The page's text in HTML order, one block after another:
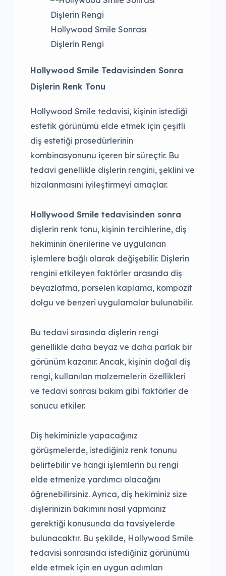
Hollywood Smile Sonrası
Dişlerin Rengi
Hollywood Smile Tedavisinden Sonra
Dişlerin Renk Tonu
Hollywood Smile tedavisi, kişinin istediği
estetik görünümü elde etmek için çeşitli
diş estetiği prosedürlerinin
kombinasyonunu içeren bir süreçtir. Bu
tedavi genellikle dişlerin rengini, şeklini ve
hizalanmasını iyileştirmeyi amaçlar.
Hollywood Smile tedavisinden sonra
dişlerin renk tonu, kişinin tercihlerine, diş
hekiminin önerilerine ve uygulanan
işlemlere bağlı olarak değişebilir. Dişlerin
rengini etkileyen faktörler arasında diş
beyazlatma, porselen kaplama, kompozit
dolgu ve benzeri uygulamalar bulunabilir.
Bu tedavi sırasında dişlerin rengi
genellikle daha beyaz ve daha parlak bir
görünüm kazanır. Ancak, kişinin doğal diş
rengi, kullanılan malzemelerin özellikleri
ve tedavi sonrası bakım gibi faktörler de
sonucu etkiler.
Diş hekiminizle yapacağınız
görüşmelerde, istediğiniz renk tonunu
belirtebilir ve hangi işlemlerin bu rengi
elde etmenize yardımcı olacağını
öğrenebilirsiniz. Ayrıca, diş hekiminiz size
dişlerinizin bakımını nasıl yapmanız
gerektiği konusunda da tavsiyelerde
bulunacaktır. Bu şekilde, Hollywood Smile
tedavisi sonrasında istediğiniz görünümü
elde etmek için en uygun adımları